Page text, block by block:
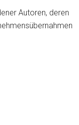
Autoren, deren